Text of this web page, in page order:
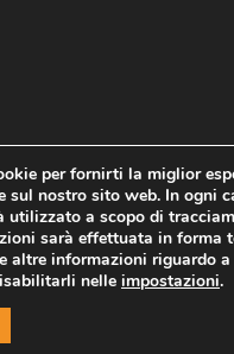
Statuto e bilancio
Cookie Child
© 2021 AddioPizzo | Tutti i
per fornirti la miglior
sul nostro sito web. In ogni
utilizzato a scopo di
sarà effettuata in forma
altre informazioni riguardo
nelle impostazioni.